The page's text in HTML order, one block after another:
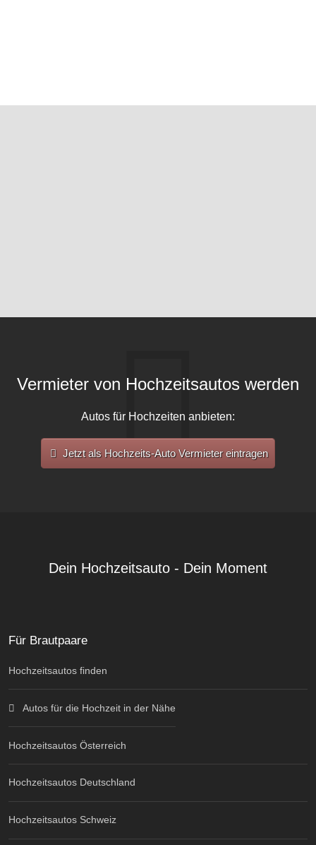
Vermieter von Hochzeitsautos werden
Autos für Hochzeiten anbieten:
Jetzt als Hochzeits-Auto Vermieter eintragen
Dein Hochzeitsauto - Dein Moment
Für Brautpaare
Hochzeitsautos finden
Autos für die Hochzeit in der Nähe
Hochzeitsautos Österreich
Hochzeitsautos Deutschland
Hochzeitsautos Schweiz